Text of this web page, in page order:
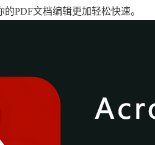
PDF文档编辑更加轻松快速。